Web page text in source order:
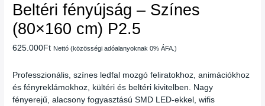
Beltéri fényújság – Színes
(80×160 cm) P2.5
625.000Ft Nettó (közösségi adóalanyoknak 0% ÁFA.)
Professzionális, színes ledfal mozgó feliratokhoz, animációkhoz
és fényreklámokhoz, kültéri és beltéri kivitelben. Nagy
fényerejű, alacsony fogyasztású SMD LED-ekkel, wifis